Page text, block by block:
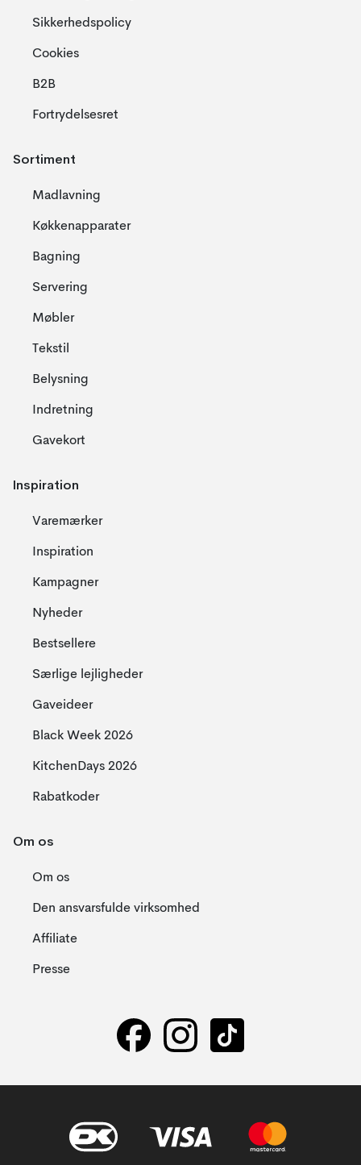
Sikkerhedspolicy
Cookies
B2B
Fortrydelsesret
Sortiment
Madlavning
Køkkenapparater
Bagning
Servering
Møbler
Tekstil
Belysning
Indretning
Gavekort
Inspiration
Varemærker
Inspiration
Kampagner
Nyheder
Bestsellere
Særlige lejligheder
Gaveideer
Black Week 2026
KitchenDays 2026
Rabatkoder
Om os
Om os
Den ansvarsfulde virksomhed
Affiliate
Presse